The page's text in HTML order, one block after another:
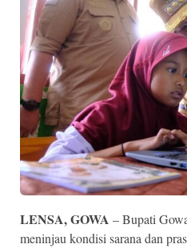
LENSA, GOWA – Bupati
meninjau kondisi sarana dan